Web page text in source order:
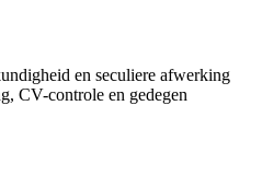
en seculiere afwerking
CV-controle en gedegen